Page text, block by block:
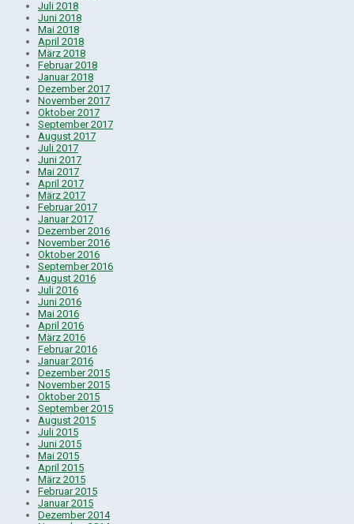
Juli 2018
Juni 2018
Mai 2018
April 2018
März 2018
Februar 2018
Januar 2018
Dezember 2017
November 2017
Oktober 2017
September 2017
August 2017
Juli 2017
Juni 2017
Mai 2017
April 2017
März 2017
Februar 2017
Januar 2017
Dezember 2016
November 2016
Oktober 2016
September 2016
August 2016
Juli 2016
Juni 2016
Mai 2016
April 2016
März 2016
Februar 2016
Januar 2016
Dezember 2015
November 2015
Oktober 2015
September 2015
August 2015
Juli 2015
Juni 2015
Mai 2015
April 2015
März 2015
Februar 2015
Januar 2015
Dezember 2014